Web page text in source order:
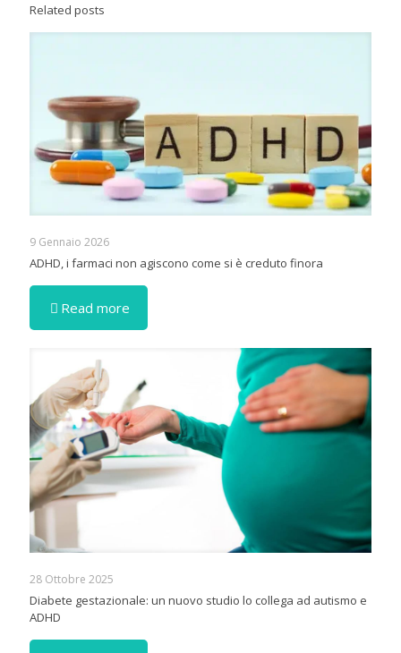
Related posts
9 Gennaio 2026
ADHD, i farmaci non agiscono come si è creduto finora
Read more
28 Ottobre 2025
Diabete gestazionale: un nuovo studio lo collega ad autismo e
ADHD